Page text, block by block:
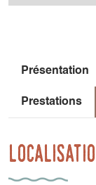
Présentation
Prestations